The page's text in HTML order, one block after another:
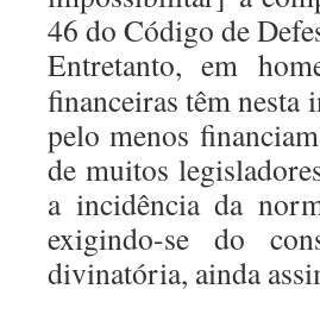
46 do Código de
Entretanto, em
financeiras têm nesta
pelo menos
de muitos
a incidência da
exigindo-se do
divinatória, ainda